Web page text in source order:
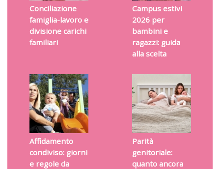
Conciliazione
famiglia-lavoro e
divisione carichi
familiari
Campus estivi
2026 per
bambini e
ragazzi: guida
alla scelta
Affidamento
condiviso: giorni
e regole da
Parità
genitoriale:
quanto ancora